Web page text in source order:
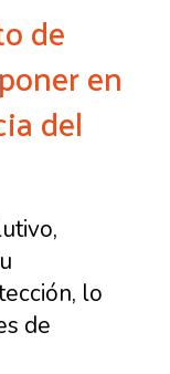
de
en
del
lo
de